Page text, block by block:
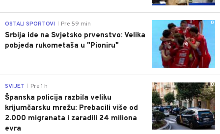
0
OSTALI SPORTOVI Pre 59 min
Srbija ide na Svjetsko prvenstvo: Velika
pobjeda rukometaša u "Pioniru"
0
SVIJET Pre 1 h
Španska policija razbila veliku
krijumčarsku mrežu: Prebacili više od
2.000 migranata i zaradili 24 miliona
evra